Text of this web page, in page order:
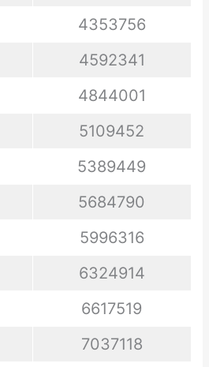
4353756
4592341
4844001
5109452
5389449
5684790
5996316
6324914
6617519
7037118